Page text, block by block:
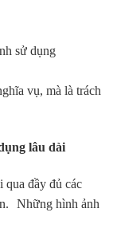
sử dụng
vụ, mà là trách
lâu dài
đầy đủ các
Những hình ảnh